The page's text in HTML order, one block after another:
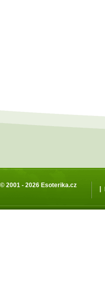
© 2001 - 2026 Esoterika.cz